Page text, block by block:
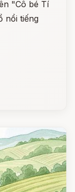
"Cô bé Tí
nổi tiếng